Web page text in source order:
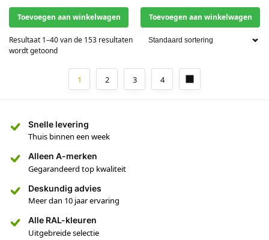
Toevoegen aan winkelwagen Toevoegen aan winkelwagen
Resultaat 1–40 van de 153 resultaten
wordt getoond
1 2 3 4
Snelle levering
Thuis binnen een week
Alleen A-merken
Gegarandeerd top kwaliteit
Deskundig advies
Meer dan 10 jaar ervaring
Alle RAL-kleuren
Uitgebreide selectie